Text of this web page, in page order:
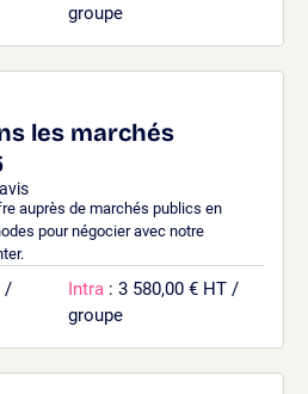
groupe
les marchés
avis
auprès de marchés publics en
pour négocier avec notre
/
Intra : 3 580,00 € HT /
groupe